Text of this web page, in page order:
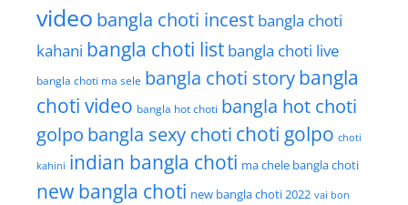
video bangla choti incest bangla choti
kahani bangla choti list bangla choti live
bangla choti ma sele bangla choti storybangla
choti video bangla hot choti bangla hot choti
golpo bangla sexy choti choti golpo choti
kahini indian bangla choti ma chele bangla choti
new bangla choti new bangla choti 2022 vai bon